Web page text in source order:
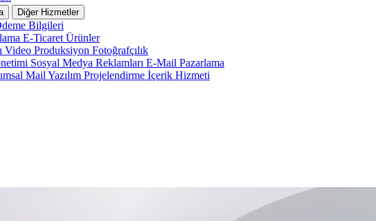
Diğer Hizmetler
Bilgileri
E-Ticaret Ürünler
Video Produksiyon Fotoğrafçılık
Sosyal Medya Reklamları E-Mail Pazarlama
Mail Yazılım Projelendirme İçerik Hizmeti